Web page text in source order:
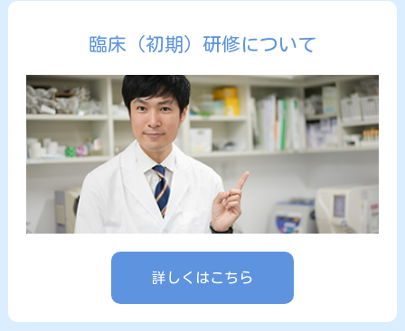
臨床（初期）研修について
詳しくはこちら